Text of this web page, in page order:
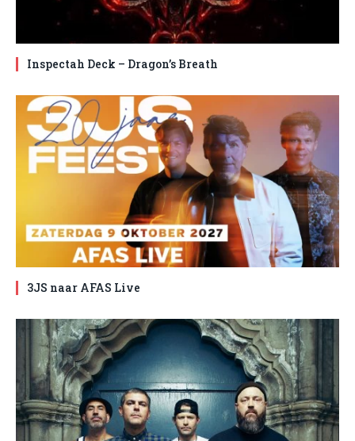
Inspectah Deck – Dragon’s Breath
3JS naar AFAS Live